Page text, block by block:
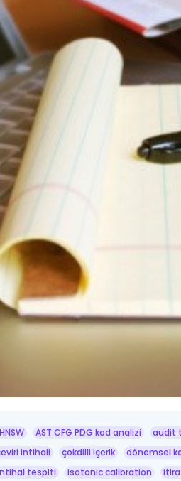
AST CFG PDG kod analizi audit
intihali çokdilli içerik dönemsel
tespiti isotonic calibration